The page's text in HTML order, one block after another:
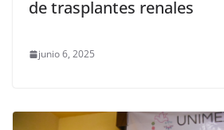
de trasplantes renales
junio 6, 2025